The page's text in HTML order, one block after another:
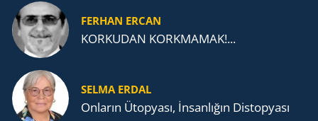
FERHAN ERCAN
KORKUDAN KORKMAMAK!...
SELMA ERDAL
Onların Ütopyası, İnsanlığın Distopyası